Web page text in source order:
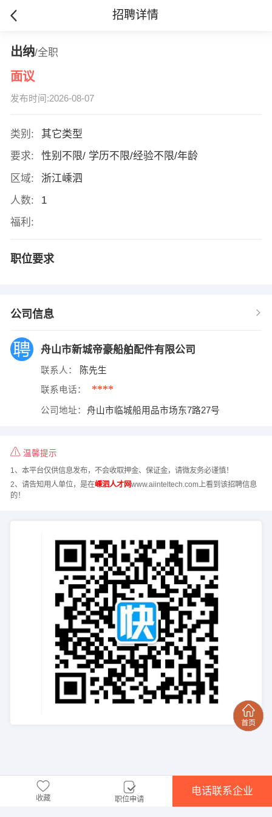
招聘详情
出纳/全职
面议
发布时间:2026-08-07
类别:
其它类型
要求:
性别不限/ 学历不限/经验不限/年龄
区域:
浙江嵊泗
人数:
1
福利:
职位要求
公司信息
舟山市新城帝豪船舶配件有限公司
联系人： 陈先生
联系电话： ****
公司地址： 舟山市临城船用品市场东7路27号
温馨提示
1、本平台仅供信息发布，不会收取押金、保证金，请微友务必谨慎！
2、请告知用人单位，是在嵊泗人才网www.aiinteltech.com上看到该招聘信息
的！
收藏 职位申请
电话联系企业